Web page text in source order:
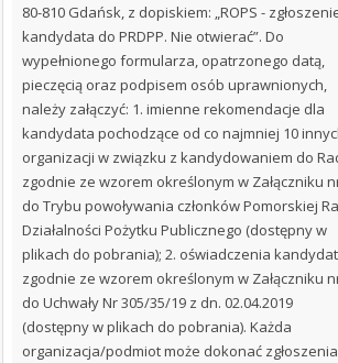
OFERTY
PRACY
PRZETARGI
REGULAMINY
SPRAWOZDANIA
ZARZĄDZENIA
DOMUMENTY
DO
POBRANIA
80-810 Gdańsk, z dopiskiem: „ROPS -
kandydata do PRDPP. Nie otwierać”. Do
wypełnionego formularza, opatrzonego datą,
pieczęcią oraz podpisem osób uprawnionych,
należy załączyć: 1. imienne rekomendacje dla
kandydata pochodzące od co najmniej 10
organizacji w związku z kandydowaniem do
zgodnie ze wzorem określonym w Załączniku
do Trybu powoływania członków Pomorskiej
Działalności Pożytku Publicznego (dostępny w
plikach do pobrania); 2. oświadczenia
zgodnie ze wzorem określonym w Załączniku
do Uchwały Nr 305/35/19 z dn. 02.04.2019
(dostępny w plikach do pobrania). Każda
organizacja/podmiot może dokonać zgłoszenia